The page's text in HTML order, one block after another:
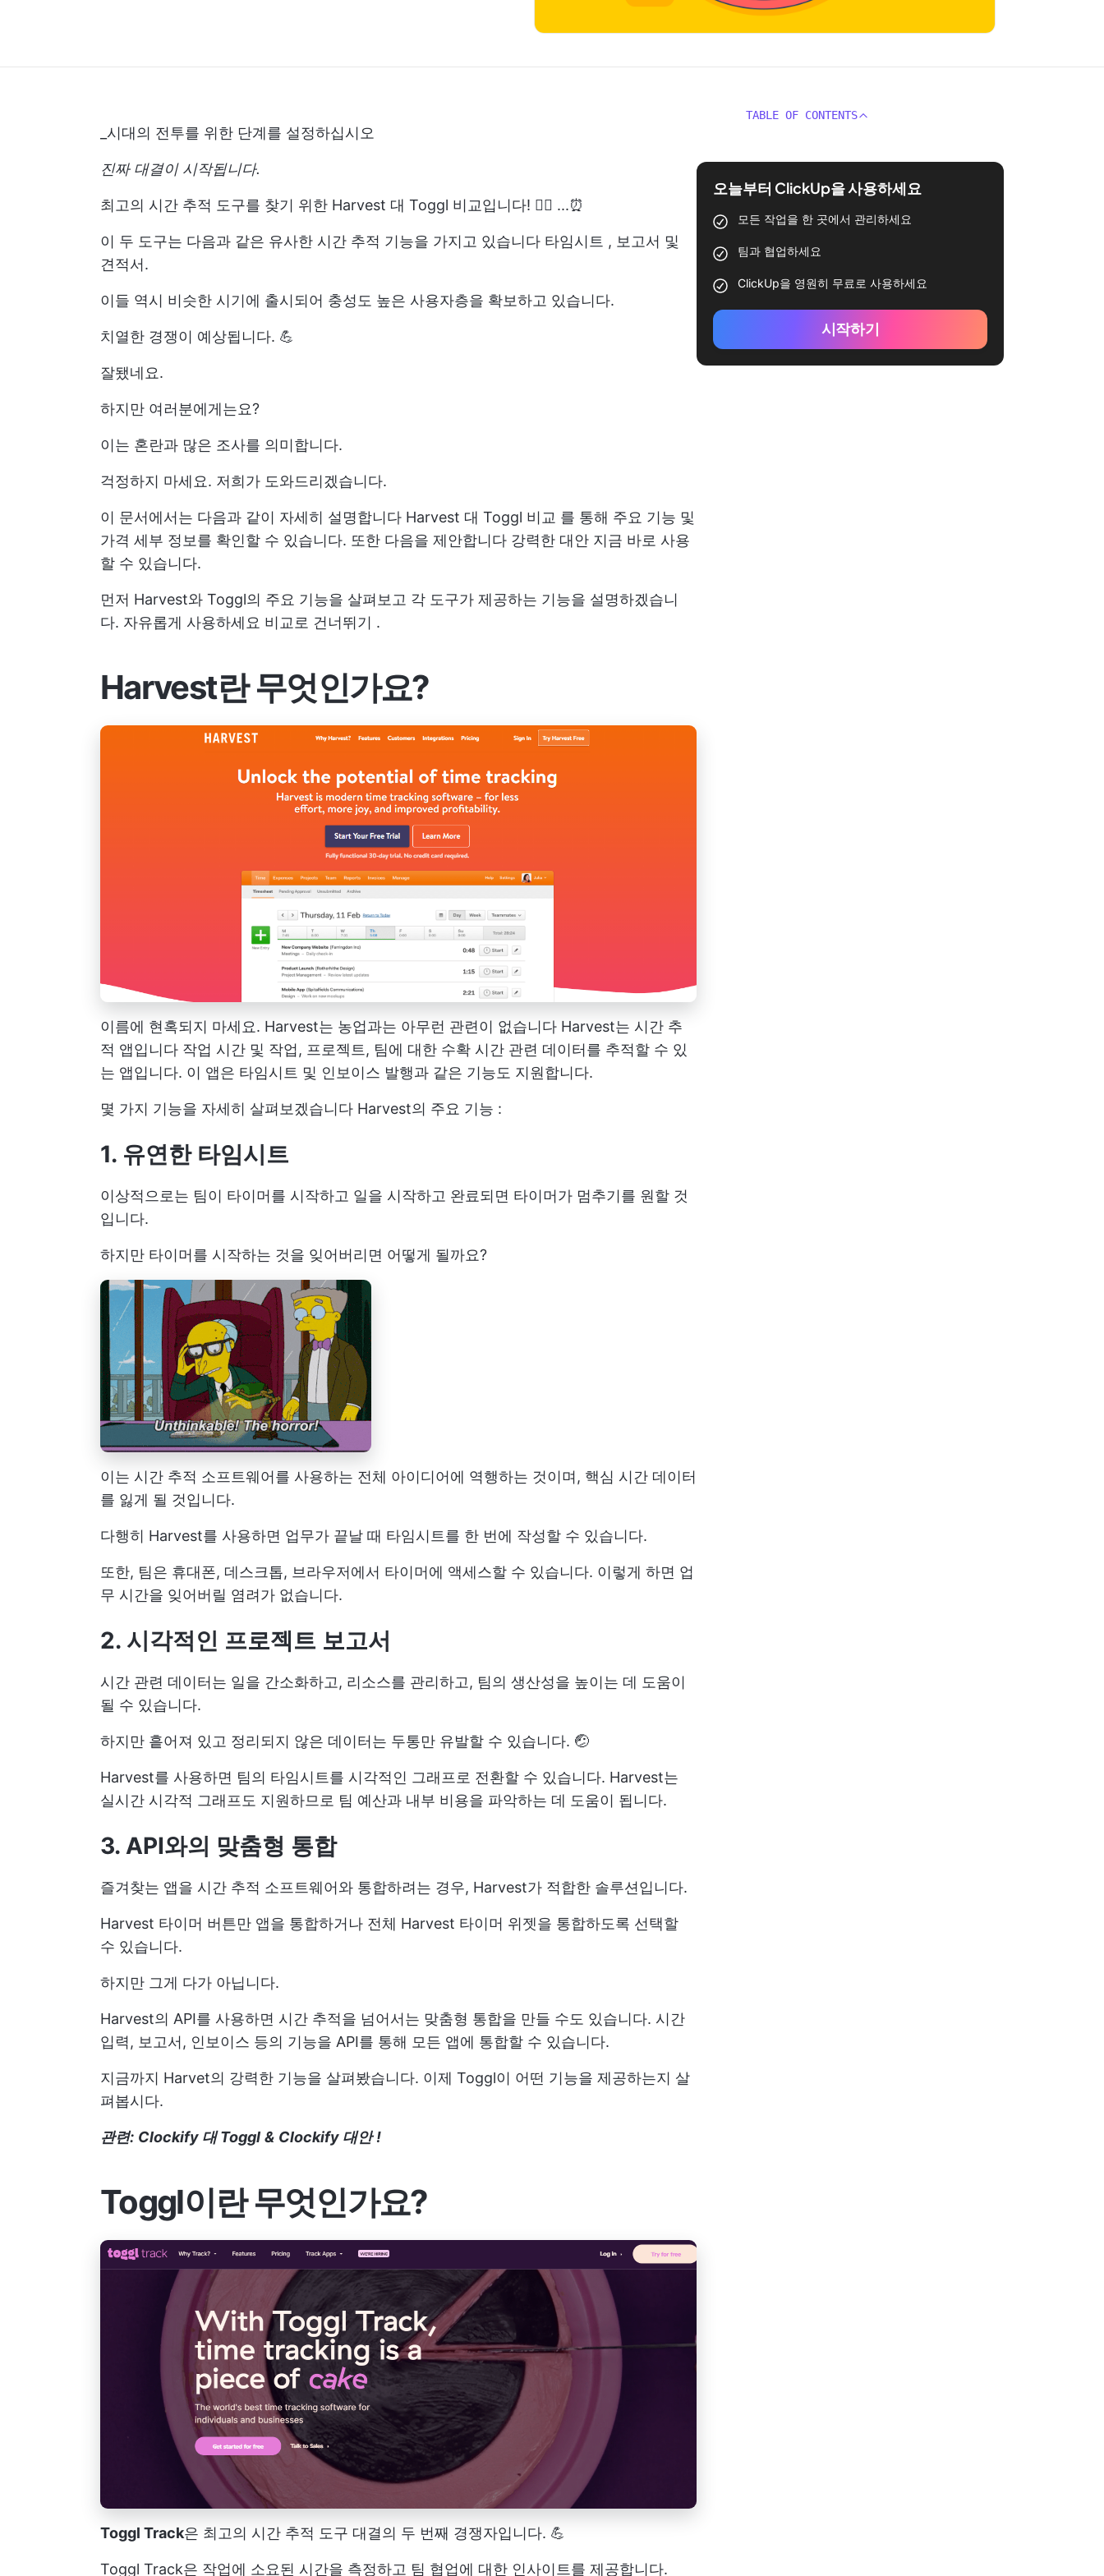
_시대의 전투를 위한 단계를 설정하십시오
진짜 대결이 시작됩니다.
최고의 시간 추적 도구를 찾기 위한 Harvest 대 Toggl 비교입니다! 🕵️‍♀️ ...⏰
이 두 도구는 다음과 같은 유사한 시간 추적 기능을 가지고 있습니다 타임시트 , 보고서 및
견적서.
이들 역시 비슷한 시기에 출시되어 충성도 높은 사용자층을 확보하고 있습니다.
치열한 경쟁이 예상됩니다. 💪
잘됐네요.
하지만 여러분에게는요?
이는 혼란과 많은 조사를 의미합니다.
걱정하지 마세요. 저희가 도와드리겠습니다.
이 문서에서는 다음과 같이 자세히 설명합니다 Harvest 대 Toggl 비교 를 통해 주요 기능 및
가격 세부 정보를 확인할 수 있습니다. 또한 다음을 제안합니다 강력한 대안 지금 바로 사용
할 수 있습니다.
먼저 Harvest와 Toggl의 주요 기능을 살펴보고 각 도구가 제공하는 기능을 설명하겠습니
다. 자유롭게 사용하세요 비교로 건너뛰기 .
Harvest란 무엇인가요?
이름에 현혹되지 마세요. Harvest는 농업과는 아무런 관련이 없습니다 Harvest는 시간 추
적 앱입니다 작업 시간 및 작업, 프로젝트, 팀에 대한 수확 시간 관련 데이터를 추적할 수 있
는 앱입니다. 이 앱은 타임시트 및 인보이스 발행과 같은 기능도 지원합니다.
몇 가지 기능을 자세히 살펴보겠습니다 Harvest의 주요 기능 :
1. 유연한 타임시트
이상적으로는 팀이 타이머를 시작하고 일을 시작하고 완료되면 타이머가 멈추기를 원할 것
입니다.
하지만 타이머를 시작하는 것을 잊어버리면 어떻게 될까요?
이는 시간 추적 소프트웨어를 사용하는 전체 아이디어에 역행하는 것이며, 핵심 시간 데이터
를 잃게 될 것입니다.
다행히 Harvest를 사용하면 업무가 끝날 때 타임시트를 한 번에 작성할 수 있습니다.
또한, 팀은 휴대폰, 데스크톱, 브라우저에서 타이머에 액세스할 수 있습니다. 이렇게 하면 업
무 시간을 잊어버릴 염려가 없습니다.
2. 시각적인 프로젝트 보고서
시간 관련 데이터는 일을 간소화하고, 리소스를 관리하고, 팀의 생산성을 높이는 데 도움이
될 수 있습니다.
하지만 흩어져 있고 정리되지 않은 데이터는 두통만 유발할 수 있습니다. 🤕
Harvest를 사용하면 팀의 타임시트를 시각적인 그래프로 전환할 수 있습니다. Harvest는
실시간 시각적 그래프도 지원하므로 팀 예산과 내부 비용을 파악하는 데 도움이 됩니다.
3. API와의 맞춤형 통합
즐겨찾는 앱을 시간 추적 소프트웨어와 통합하려는 경우, Harvest가 적합한 솔루션입니다.
Harvest 타이머 버튼만 앱을 통합하거나 전체 Harvest 타이머 위젯을 통합하도록 선택할
수 있습니다.
하지만 그게 다가 아닙니다.
Harvest의 API를 사용하면 시간 추적을 넘어서는 맞춤형 통합을 만들 수도 있습니다. 시간
입력, 보고서, 인보이스 등의 기능을 API를 통해 모든 앱에 통합할 수 있습니다.
지금까지 Harvet의 강력한 기능을 살펴봤습니다. 이제 Toggl이 어떤 기능을 제공하는지 살
펴봅시다.
관련: Clockify 대 Toggl & Clockify 대안 !
Toggl이란 무엇인가요?
Toggl Track은 최고의 시간 추적 도구 대결의 두 번째 경쟁자입니다. 💪
Toggl Track은 작업에 소요된 시간을 측정하고 팀 협업에 대한 인사이트를 제공합니다.
TABLE OF CONTENTS
오늘부터 ClickUp을 사용하세요
모든 작업을 한 곳에서 관리하세요
팀과 협업하세요
ClickUp을 영원히 무료로 사용하세요
시작하기